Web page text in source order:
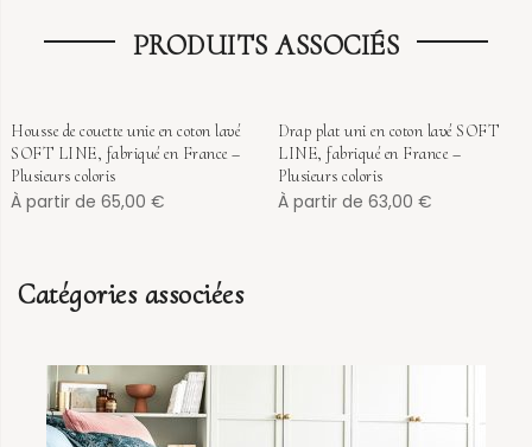
PRODUITS ASSOCIÉS
Housse de couette unie en coton lavé
SOFT LINE, fabriqué en France –
Plusieurs coloris
À partir de 65,00 €
Drap plat uni en coton lavé SOFT
LINE, fabriqué en France –
Plusieurs coloris
À partir de 63,00 €
Catégories associées